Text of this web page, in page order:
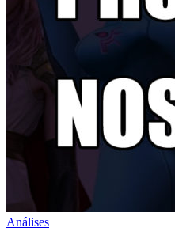
Análises